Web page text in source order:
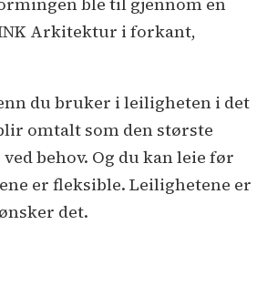
Arkitektur i forkant,
du bruker i leiligheten i det
omtalt som den største
behov. Og du kan leie før
er fleksible. Leilighetene er
det.